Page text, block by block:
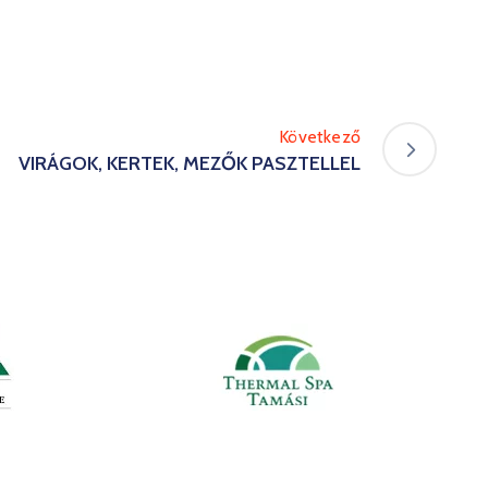
Következő
VIRÁGOK, KERTEK, MEZŐK PASZTELLEL